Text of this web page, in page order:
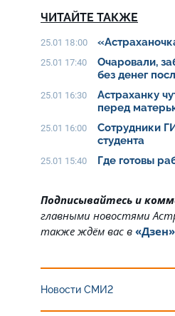
ЧИТАЙТЕ ТАКЖЕ
25.01 18:00
25.01 17:40
Очаровали,
без денег
25.01 16:30
Астраханку
перед
25.01 16:00
Сотрудники
студента
25.01 15:40 Где готовы
Подписывайтесь и
главными новостями
также ждём вас в «Дзен»
Новости СМИ2